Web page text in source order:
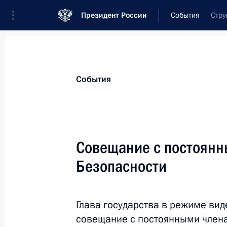
Президент России События
Новости
Послания Федеральному Собранию
Заявления по важнейшим вопросам
Речи и обращения
События
Совещание с
Безопасности
Глава государства в режиме
совещание с постоянными